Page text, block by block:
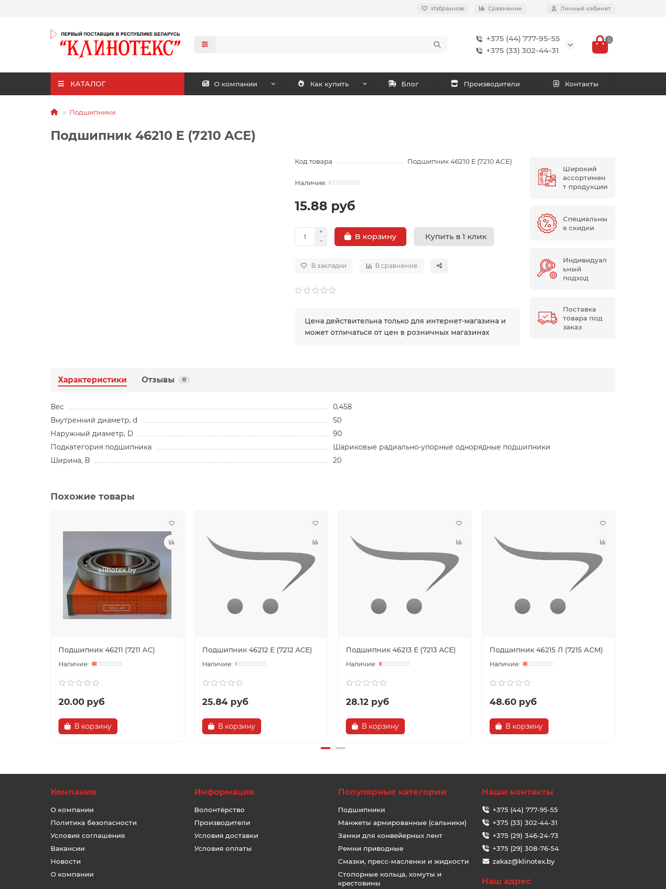
Избранное Сравнение Личный кабинет
+375 (44) 777-95-55
+375 (33) 302-44-31
0
КАТАЛОГ О компании Как купить Блог Производители Контакты
Подшипники
Подшипник 46210 Е (7210 ACE)
Код товара Подшипник 46210 Е (7210 ACE)
15.88 руб
В корзину Купить в 1 клик
В закладки В сравнение
Цена действительна только для интернет-магазина и
может отличаться от цен в розничных магазинах
Широкий
ассортимен
т продукции
Специальны
е скидки
Индивидуал
ьный
подход
Поставка
товара под
заказ
Характеристики Отзывы 0
Вес
0.458
Внутренний диаметр, d
50
Наружный диаметр, D
90
Подкатегория подшипника
Шариковые радиально-упорные однорядные подшипники
Ширина, B
20
Похожие товары
Подшипник 46211 (7211 АС)
20.00 руб
В корзину
Подшипник 46212 Е (7212 ACE)
25.84 руб
В корзину
Подшипник 46213 Е (7213 ACЕ)
28.12 руб
В корзину
Подшипник 46215 Л (7215 АСМ)
48.60 руб
В корзину
Компания
О компании
Политика безопасности
Условия соглашения
Вакансии
Новости
О компании
Информация
Волонтёрство
Производители
Условия доставки
Условия оплаты
Популярные категории
Подшипники
Манжеты армированные (сальники)
Замки для конвейерных лент
Ремни приводные
Смазки, пресс-масленки и жидкости
Стопорные кольца, хомуты и
крестовины
Наши контакты
+375 (44) 777-95-55
+375 (33) 302-44-31
+375 (29) 346-24-73
+375 (29) 308-76-54
zakaz@klinotex.by
Наш адрес